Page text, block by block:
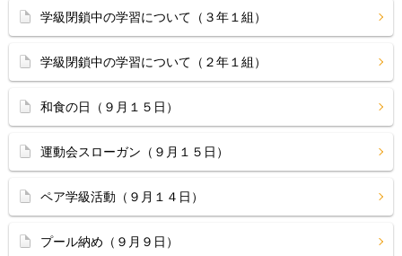
学級閉鎖中の学習について（３年１組）
学級閉鎖中の学習について（２年１組）
和食の日（９月１５日）
運動会スローガン（９月１５日）
ペア学級活動（９月１４日）
プール納め（９月９日）